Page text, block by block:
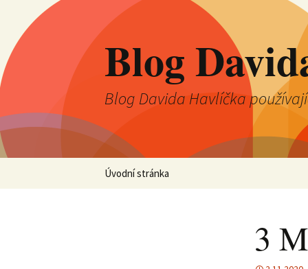
Blog
Blog Davida Havlíčka
Přejít
Úvodní stránka
3